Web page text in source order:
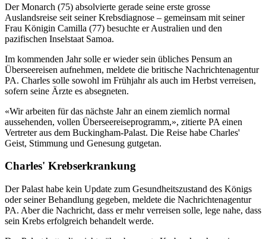
Der Monarch (75) absolvierte gerade seine erste grosse
Auslandsreise seit seiner Krebsdiagnose – gemeinsam mit seiner
Frau Königin Camilla (77) besuchte er Australien und den
pazifischen Inselstaat Samoa.
Im kommenden Jahr solle er wieder sein übliches Pensum an
Überseereisen aufnehmen, meldete die britische Nachrichtenagentur
PA. Charles solle sowohl im Frühjahr als auch im Herbst verreisen,
sofern seine Ärzte es absegneten.
«Wir arbeiten für das nächste Jahr an einem ziemlich normal
aussehenden, vollen Überseereiseprogramm,», zitierte PA einen
Vertreter aus dem Buckingham-Palast. Die Reise habe Charles'
Geist, Stimmung und Genesung gutgetan.
Charles' Krebserkrankung
Der Palast habe kein Update zum Gesundheitszustand des Königs
oder seiner Behandlung gegeben, meldete die Nachrichtenagentur
PA. Aber die Nachricht, dass er mehr verreisen solle, lege nahe, dass
sein Krebs erfolgreich behandelt werde.